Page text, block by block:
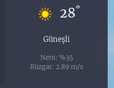
28°
Güneşli
Nem: %35
Rüzgar: 2.89 m/s